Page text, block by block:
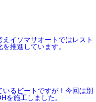
えイソマサオートではレスト
推進しています。
るビートですが！今回は別
を施工しました。